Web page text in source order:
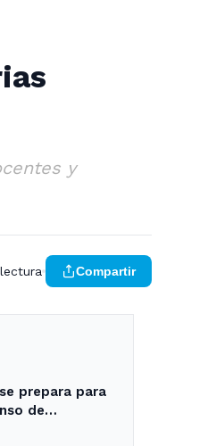
y
Compartir
prepara para
de